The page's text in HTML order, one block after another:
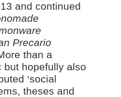
and continued
Precario
than a
but hopefully also
‘social
theses and